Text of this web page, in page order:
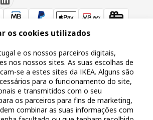
1999-2026
de cookiesTermos de utilização
os cookies utilizados
e os nossos parceiros digitais,
nos nossos sites. As suas escolhas de
se a estes sites da IKEA. Alguns são
para o funcionamento do site,
e transmitidos com o seu
os parceiros para fins de marketing,
combinar as suas informações com